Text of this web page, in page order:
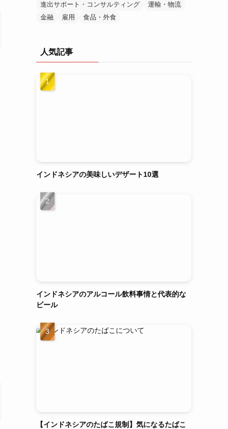
進出サポート・コンサルティング
運輸・物流
金融
雇用 食品・外食
人気記事
インドネシアの美味しいデザート10選
インドネシアのアルコール飲料事情と代表的な
ビール
【インドネシアのたばこ規制】気になるたばこ